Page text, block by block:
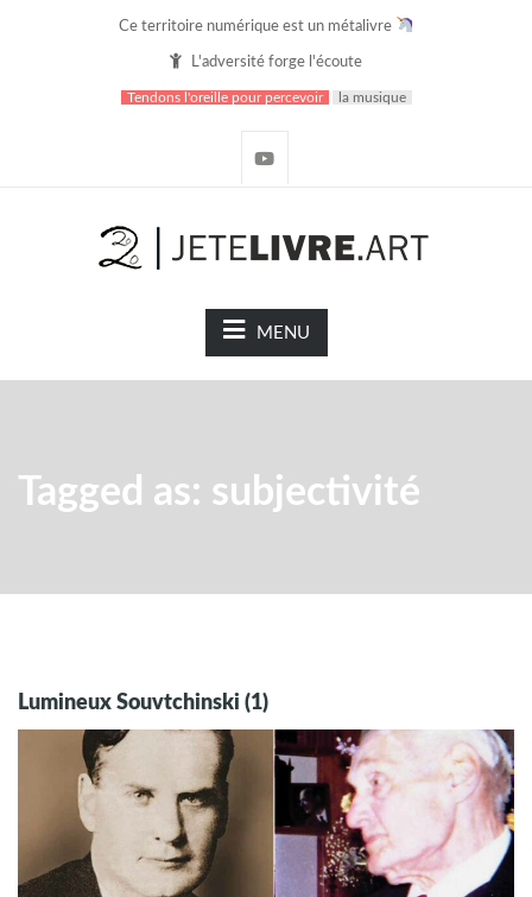
Ce territoire numérique est un métalivre
L'adversité forge l'écoute
Tendons l'oreille pour percevoir la musique
MENU
Tagged as: subjectivité
Lumineux Souvtchinski (1)